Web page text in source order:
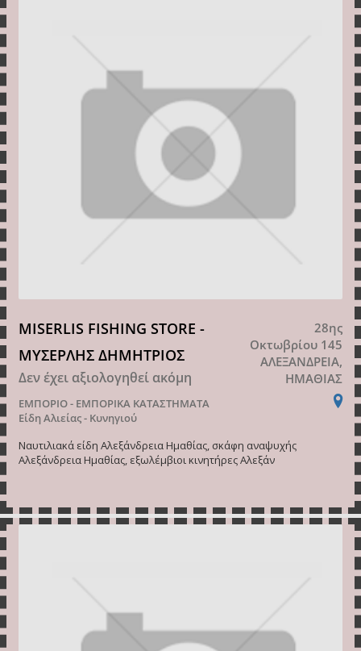
MISERLIS FISHING STORE -
ΜΥΣΕΡΛΗΣ ΔΗΜΗΤΡΙΟΣ
Δεν έχει αξιολογηθεί ακόμη
ΕΜΠΟΡΙΟ - ΕΜΠΟΡΙΚΑ ΚΑΤΑΣΤΗΜΑΤΑ
Είδη Αλιείας - Κυνηγιού
28ης
Οκτωβρίου 145
ΑΛΕΞΑΝΔΡΕΙΑ,
ΗΜΑΘΙΑΣ
Ναυτιλιακά είδη Αλεξάνδρεια Ημαθίας, σκάφη αναψυχής
Αλεξάνδρεια Ημαθίας, εξωλέμβιοι κινητήρες Αλεξάν